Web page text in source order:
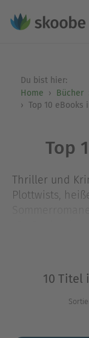
Du bist hier:
Home
Bücher
Top 10 eBooks
Top
Thriller und
Plottwists,
meisten
10 Titel